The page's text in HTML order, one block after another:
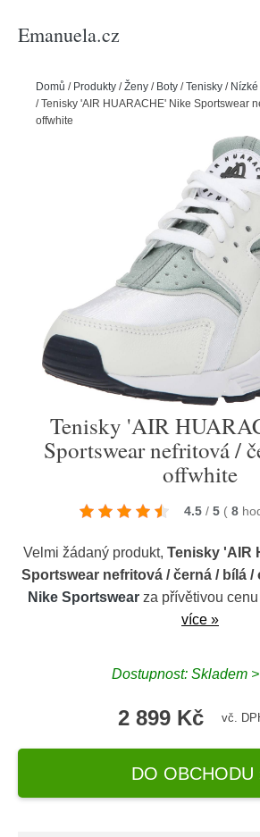
Emanuela.cz
Domů / Produkty /Ženy / Boty /Tenisky /
/Tenisky 'AIR HUARACHE' Nike Sportswear
offwhite
Tenisky 'AIR
Sportswear nefritová /
offwhite
4.5 / 5 ( 8
Velmi žádaný produkt, Tenisky 'AIR
Sportswear nefritová / černá / bílá /
Nike Sportswearza přívětivou cenu
více »
Dostupnost: Skladem
2 899 Kč vč.
DO OBCHODU